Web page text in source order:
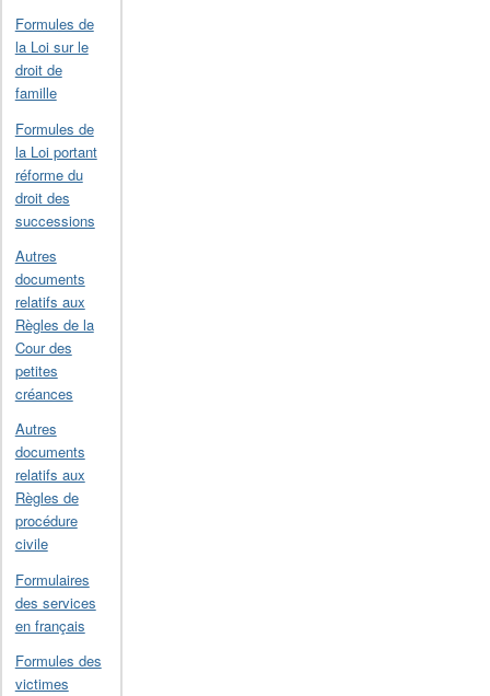
Formules de
la Loi sur le
droit de
famille
Formules de
la Loi portant
réforme du
droit des
successions
Autres
documents
relatifs aux
Règles de la
Cour des
petites
créances
Autres
documents
relatifs aux
Règles de
procédure
civile
Formulaires
des services
en français
Formules des
victimes